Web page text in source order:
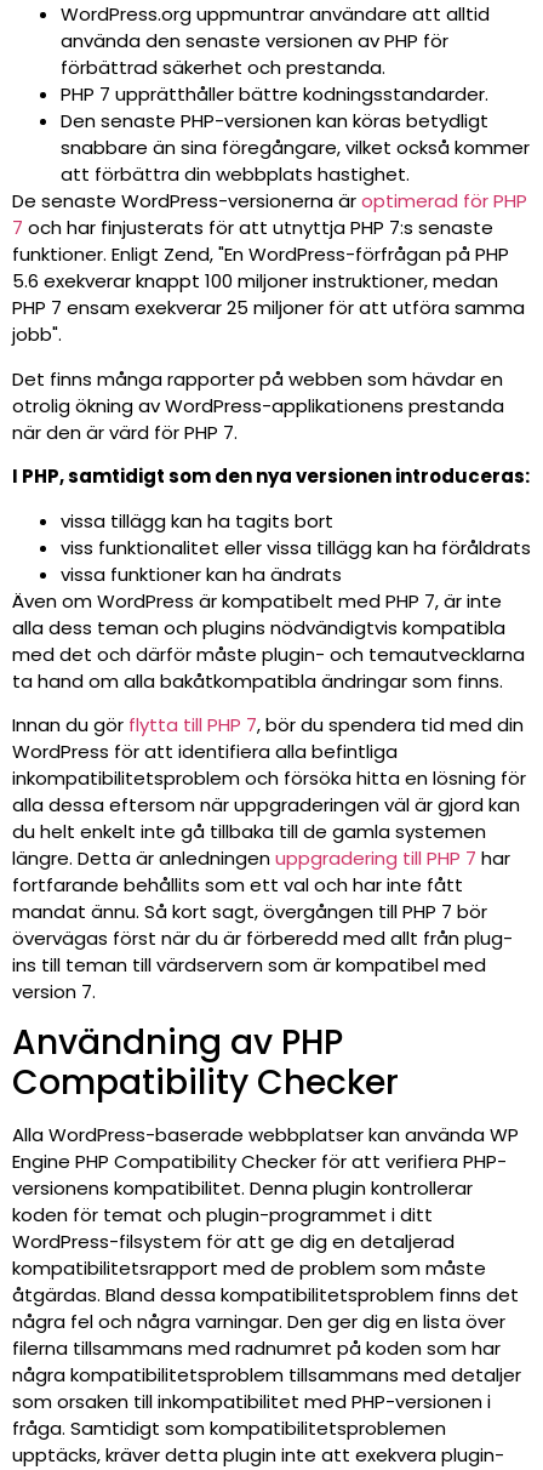
WordPress.org uppmuntrar användare att alltid
använda den senaste versionen av PHP för
förbättrad säkerhet och prestanda.
PHP 7 upprätthåller bättre kodningsstandarder.
Den senaste PHP-versionen kan köras betydligt
snabbare än sina föregångare, vilket också kommer
att förbättra din webbplats hastighet.
De senaste WordPress-versionerna äroptimerad för PHP
7 och har finjusterats för att utnyttja PHP 7:s senaste
funktioner. Enligt Zend, "En WordPress-förfrågan på PHP
5.6 exekverar knappt 100 miljoner instruktioner, medan
PHP 7 ensam exekverar 25 miljoner för att utföra samma
jobb".
Det finns många rapporter på webben som hävdar en
otrolig ökning av WordPress-applikationens prestanda
när den är värd för PHP 7.
I PHP, samtidigt som den nya versionen introduceras:
vissa tillägg kan ha tagits bort
viss funktionalitet eller vissa tillägg kan ha föråldrats
vissa funktioner kan ha ändrats
Även om WordPress är kompatibelt med PHP 7, är inte
alla dess teman och plugins nödvändigtvis kompatibla
med det och därför måste plugin- och temautvecklarna
ta hand om alla bakåtkompatibla ändringar som finns.
Innan du gör flytta till PHP 7, bör du spendera tid med din
WordPress för att identifiera alla befintliga
inkompatibilitetsproblem och försöka hitta en lösning för
alla dessa eftersom när uppgraderingen väl är gjord kan
du helt enkelt inte gå tillbaka till de gamla systemen
längre. Detta är anledningenuppgradering till PHP 7 har
fortfarande behållits som ett val och har inte fått
mandat ännu. Så kort sagt, övergången till PHP 7 bör
övervägas först när du är förberedd med allt från plug-
ins till teman till värdservern som är kompatibel med
version 7.
Användning av PHP
Compatibility Checker
Alla WordPress-baserade webbplatser kan använda WP
Engine PHP Compatibility Checker för att verifiera PHP-
versionens kompatibilitet. Denna plugin kontrollerar
koden för temat och plugin-programmet i ditt
WordPress-filsystem för att ge dig en detaljerad
kompatibilitetsrapport med de problem som måste
åtgärdas. Bland dessa kompatibilitetsproblem finns det
några fel och några varningar. Den ger dig en lista över
filerna tillsammans med radnumret på koden som har
några kompatibilitetsproblem tillsammans med detaljer
som orsaken till inkompatibilitet med PHP-versionen i
fråga. Samtidigt som kompatibilitetsproblemen
upptäcks, kräver detta plugin inte att exekvera plugin-